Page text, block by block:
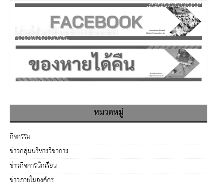
หมวดหมู่
กิจกรรม
ข่าวกลุ่มบริหารวิชาการ
ข่าวกิจการนักเรียน
ข่าวภายในองค์กร